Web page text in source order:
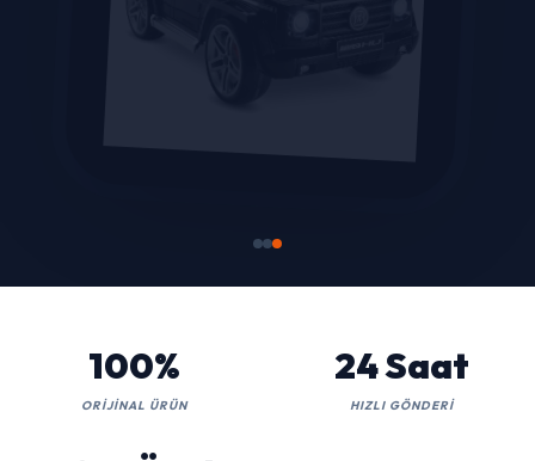
100%
ORIJINAL ÜRÜN
24 Saat
HIZLI GÖNDERI